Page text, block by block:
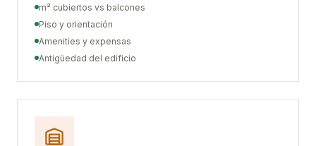
m² cubiertos vs balcones
Piso y orientación
Amenities y expensas
Antigüedad del edificio